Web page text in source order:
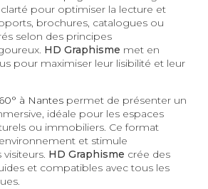
pour optimiser la lecture et
brochures, catalogues ou
selon des principes
HD Graphisme met en
pour maximiser leur lisibilité et leur
à Nantes permet de présenter un
idéale pour les espaces
ou immobiliers. Ce format
et stimule
HD Graphisme crée des
et compatibles avec tous les